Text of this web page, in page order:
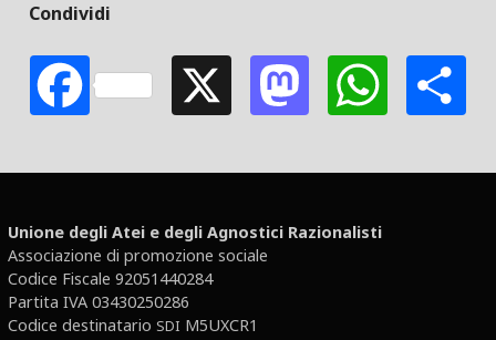
Condividi
FacebookX Mastodon
Unione degli Atei e degli Agnostici Razionalisti
Associazione di promozione sociale
Codice Fiscale 92051440284
Partita IVA 03430250286
Codice destinatario SDI M5UXCR1